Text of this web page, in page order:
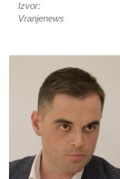
Izvor:
Vranjenews